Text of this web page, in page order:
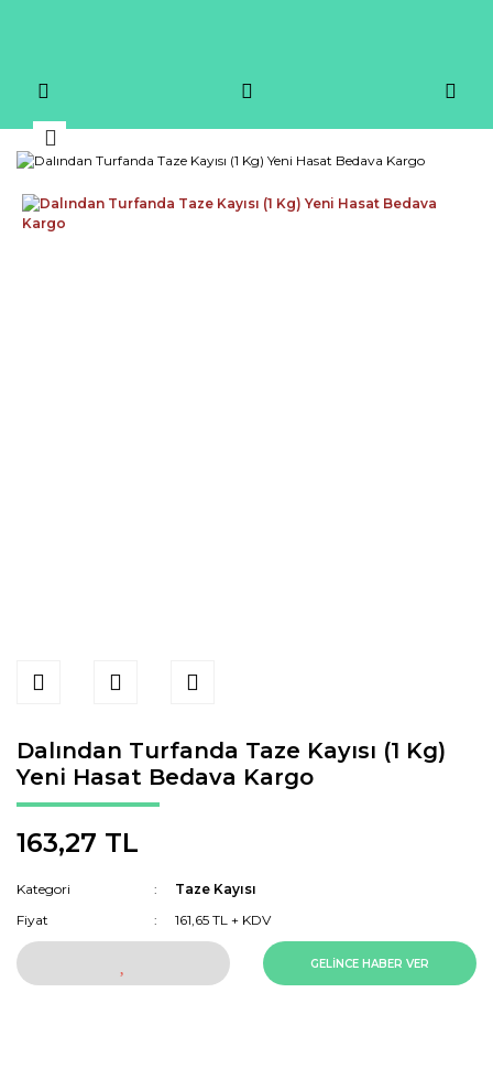
Dalından Turfanda Taze Kayısı (1 Kg)
Yeni Hasat Bedava Kargo
163,27 TL
Kategori
Taze Kayısı
Fiyat
161,65 TL + KDV
GELİNCE HABER VER